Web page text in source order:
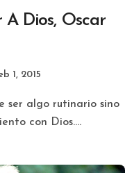
A Dios, Oscar
1, 2015
con Dios....